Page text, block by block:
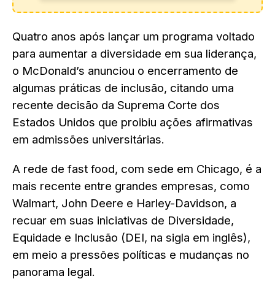
Quatro anos após lançar um programa voltado
para aumentar a diversidade em sua liderança,
o McDonald’s anunciou o encerramento de
algumas práticas de inclusão, citando uma
recente decisão da Suprema Corte dos
Estados Unidos que proibiu ações afirmativas
em admissões universitárias.
A rede de fast food, com sede em Chicago, é a
mais recente entre grandes empresas, como
Walmart, John Deere e Harley-Davidson, a
recuar em suas iniciativas de Diversidade,
Equidade e Inclusão (DEI, na sigla em inglês),
em meio a pressões políticas e mudanças no
panorama legal.